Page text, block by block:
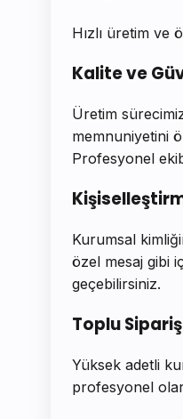
Hızlı üretim ve
Kalite ve
Üretim
memnuniyetini
Profesyonel
Kurumsal
özel mesaj gibi
geçebilirsiniz.
Toplu
Yüksek adetli
profesyonel